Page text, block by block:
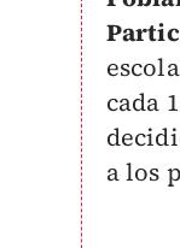
cada
a los